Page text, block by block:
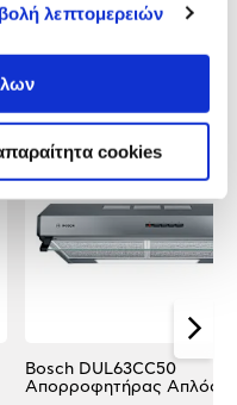
λεπτομερειών
cookies
Bosch DUL63CC50
Απορροφητήρας Απλός